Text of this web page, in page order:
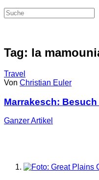
Tag: la
Travel
Von Christian Euler
Marrakesch: Besuch
GanzerArtikel